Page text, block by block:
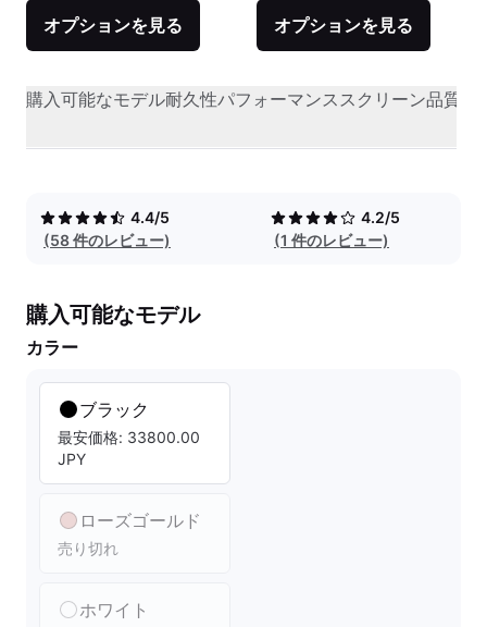
オプションを見る オプションを見る
購入可能なモデル耐久性パフォーマンススクリーン品質
4.4/5
(58 件のレビュー)
4.2/5
(1 件のレビュー)
購入可能なモデル
カラー
ブラック
最安価格: 33800.00
JPY
ローズゴールド
売り切れ
ホワイト